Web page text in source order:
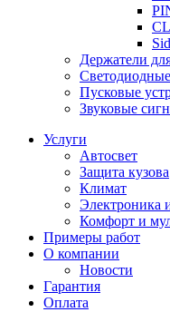
Держатели
Пусковые
Звуковые
Услуги
Автосвет
Защита кузова
Климат
Электроника
Комфорт и
Примеры работ
О компании
Новости
Гарантия
Оплата